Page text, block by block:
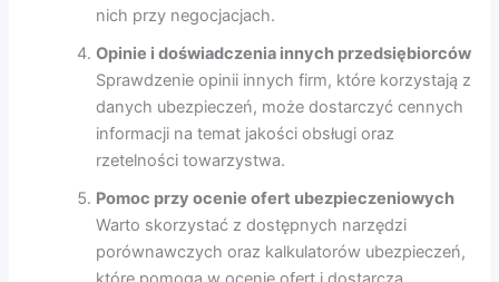
nich przy negocjacjach.
Opinie i doświadczenia innych przedsiębiorców
Sprawdzenie opinii innych firm, które korzystają z
danych ubezpieczeń, może dostarczyć cennych
informacji na temat jakości obsługi oraz
rzetelności towarzystwa.
Pomoc przy ocenie ofert ubezpieczeniowych
Warto skorzystać z dostępnych narzędzi
porównawczych oraz kalkulatorów ubezpieczeń,